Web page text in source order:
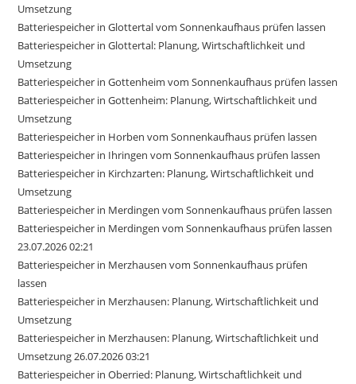
Umsetzung
Batteriespeicher in Glottertal vom Sonnenkaufhaus prüfen lassen
Batteriespeicher in Glottertal: Planung, Wirtschaftlichkeit und
Umsetzung
Batteriespeicher in Gottenheim vom Sonnenkaufhaus prüfen lassen
Batteriespeicher in Gottenheim: Planung, Wirtschaftlichkeit und
Umsetzung
Batteriespeicher in Horben vom Sonnenkaufhaus prüfen lassen
Batteriespeicher in Ihringen vom Sonnenkaufhaus prüfen lassen
Batteriespeicher in Kirchzarten: Planung, Wirtschaftlichkeit und
Umsetzung
Batteriespeicher in Merdingen vom Sonnenkaufhaus prüfen lassen
Batteriespeicher in Merdingen vom Sonnenkaufhaus prüfen lassen
23.07.2026 02:21
Batteriespeicher in Merzhausen vom Sonnenkaufhaus prüfen
lassen
Batteriespeicher in Merzhausen: Planung, Wirtschaftlichkeit und
Umsetzung
Batteriespeicher in Merzhausen: Planung, Wirtschaftlichkeit und
Umsetzung 26.07.2026 03:21
Batteriespeicher in Oberried: Planung, Wirtschaftlichkeit und